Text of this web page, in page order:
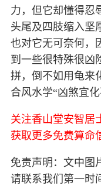
力，但它却懂得忍
头尾及四肢缩入坚
也对它无可奈何，
到一些很特殊很凶
拼，倒不如用龟来
合风水学“凶煞宜化
关注香山堂安智居
获取更多免费算命
免责声明：文中图
请联系我们第一时